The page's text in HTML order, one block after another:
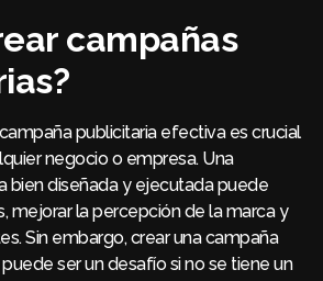
campañas
publicitaria efectiva es crucial
negocio o empresa. Una
bien diseñada y ejecutada puede
mejorar la percepción de la marca y
Sin embargo, crear una campaña
ser un desafío si no se tiene un